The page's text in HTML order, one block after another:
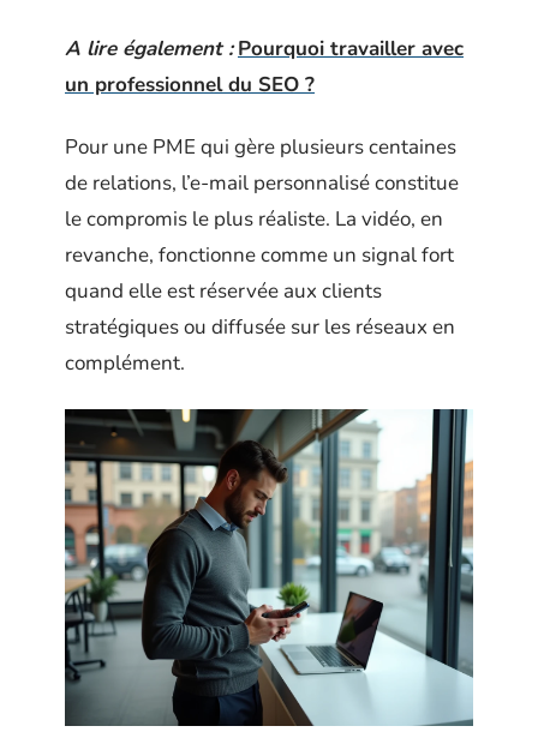
A lire également : Pourquoi travailler avec
un professionnel du SEO ?
Pour une PME qui gère plusieurs centaines
de relations, l’e-mail personnalisé constitue
le compromis le plus réaliste. La vidéo, en
revanche, fonctionne comme un signal fort
quand elle est réservée aux clients
stratégiques ou diffusée sur les réseaux en
complément.